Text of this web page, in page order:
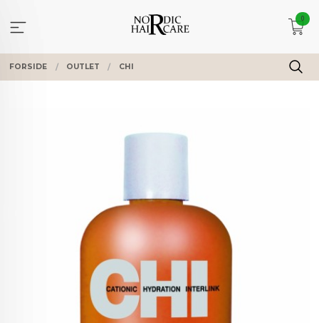
innholdet
0
FORSIDE OUTLET CHI